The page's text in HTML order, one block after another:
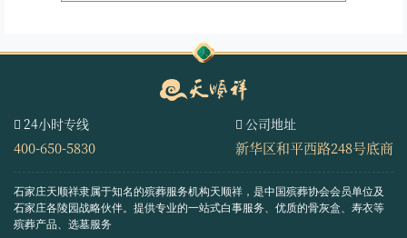
24小时专线
400-650-5830
公司地址
新华区和平西路248号底商
石家庄天顺祥隶属于知名的殡葬服务机构天顺祥，是中国殡葬协会会员单位及
石家庄各陵园战略伙伴。 提供专业的一站式白事服务、优质的骨灰盒、寿衣等
殡葬产品、选墓服务